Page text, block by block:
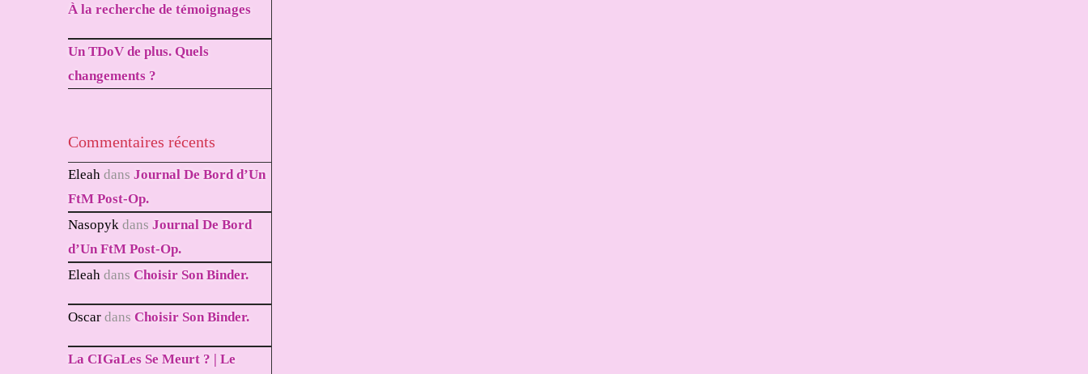
À la recherche de témoignages
Un TDoV de plus. Quels
changements ?
Commentaires récents
Eleah dans Journal De Bord d’Un
FtM Post-Op.
Nasopyk dans Journal De Bord
d’Un FtM Post-Op.
Eleah dans Choisir Son Binder.
Oscardans Choisir Son Binder.
La CIGaLes Se Meurt ? | Le